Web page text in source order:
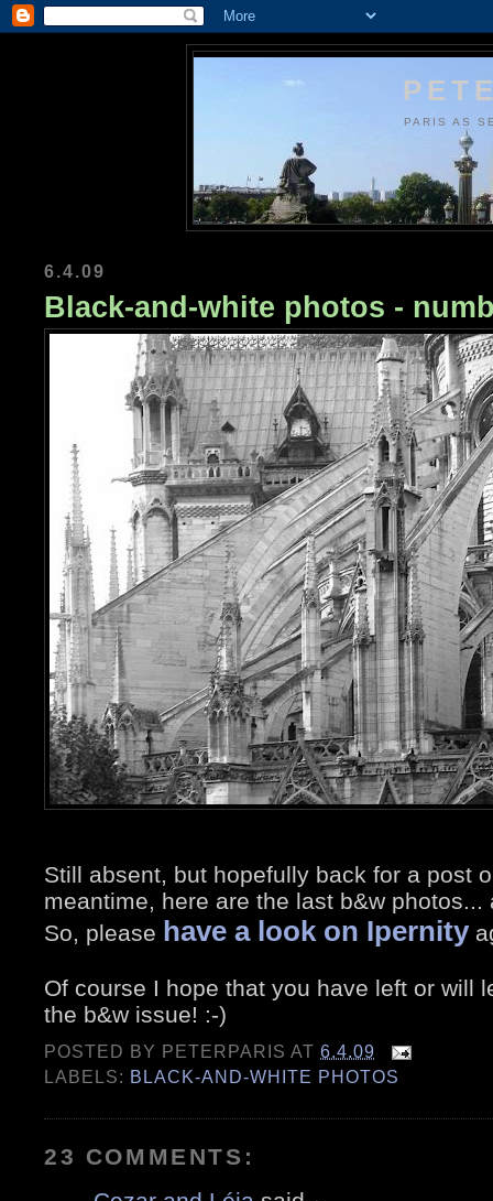
PARIS AS
6.4.09
Black-and-white photos -
Still absent, but hopefully back for a post
meantime, here are the last b&w
So, please have a look on Ipernity
Of course I hope that you have left or will
the b&w issue! :-)
POSTED BY PETERPARIS AT6.4.09
LABELS: BLACK-AND-WHITE PHOTOS
23 COMMENTS: